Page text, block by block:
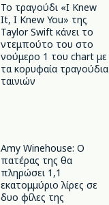
Το τραγούδι «I Knew
It, I Knew You» της
Taylor Swift κάνει το
ντεμπούτο του στο
νούμερο 1 του chart με
τα κορυφαία τραγούδια
ταινιών
Amy Winehouse: Ο
πατέρας της θα
πληρώσει 1,1
εκατομμύριο λίρες σε
δυο φίλες της